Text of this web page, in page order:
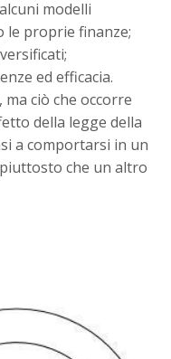
modelli
le proprie finanze;
ed efficacia.
ciò che occorre
della legge della
a comportarsi in un
che un altro